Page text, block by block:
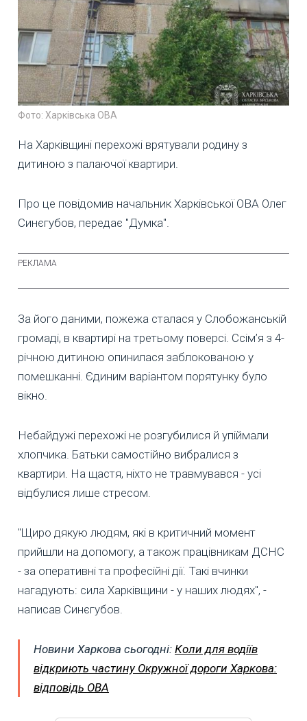
Фото: Харківська ОВА
На Харківщині перехожі врятували родину з
дитиною з палаючої квартири.
Про це повідомив начальник Харківської ОВА Олег
Синєгубов, передає "Думка".
За його даними, пожежа сталася у Слобожанській
громаді, в квартирі на третьому поверсі. Ссім’я з 4-
річною дитиною опинилася заблокованою у
помешканні. Єдиним варіантом порятунку було
вікно.
Небайдужі перехожі не розгубилися й упіймали
хлопчика. Батьки самостійно вибралися з
квартири. На щастя, ніхто не травмувався - усі
відбулися лише стресом.
"Щиро дякую людям, які в критичний момент
прийшли на допомогу, а також працівникам ДСНС
- за оперативні та професійні дії. Такі вчинки
нагадують: сила Харківщини - у наших людях", -
написав Синєгубов.
Новини Харкова сьогодні: Коли для водіїв
відкриють частину Окружної дороги Харкова:
відповідь ОВА